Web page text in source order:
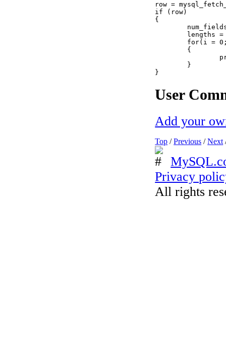
row =
if (row)
{
User
Add your
Top /Previous /Next
Privacy
All rights